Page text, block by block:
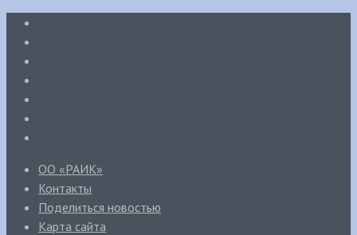
ОО «РАИК»
Контакты
Поделиться новостью
Карта сайта